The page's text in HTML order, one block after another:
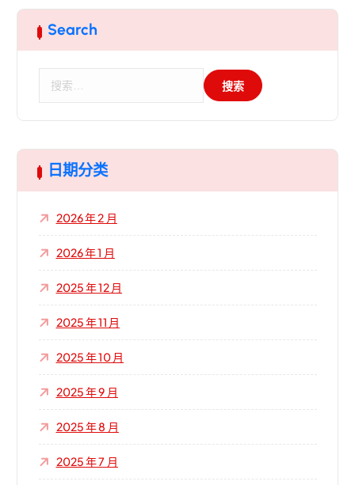
Search
日期分类
2026 年 2 月
2026 年 1 月
2025 年 12 月
2025 年 11 月
2025 年 10 月
2025 年 9 月
2025 年 8 月
2025 年 7 月